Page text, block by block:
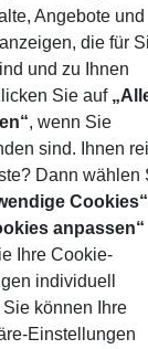
speziell
und
ca. 3 km).
Bars und
ein Taxistand
(SSH) ist ca.
Angebote und
die für
und zu Ihnen
Sie auf
, wenn Sie
sind. Ihnen
Dann wählen
Cookies“
anpassen“
Ihre Cookie-
individuell
können Ihre
Einstellungen